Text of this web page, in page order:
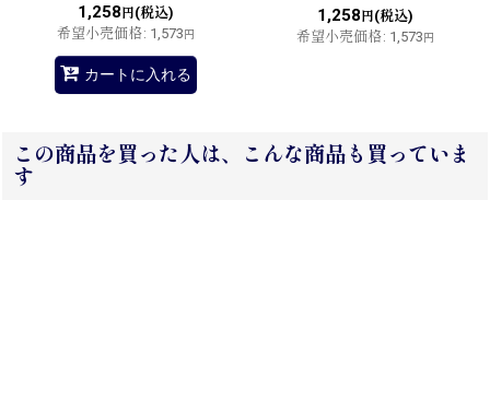
1,258 円(税込)
希望小売価格: 1,573 円
カートに入れる
1,258 円(税込)
希望小売価格: 1,573 円
この商品を買った人は、こんな商品も買っていま
す